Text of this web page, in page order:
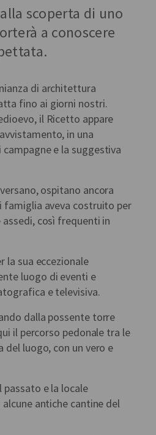
scoperta di uno
a conoscere
di architettura
fino ai giorni nostri.
il Ricetto appare
in una
e la suggestiva
ospitano ancora
aveva costruito per
così frequenti in
la sua eccezionale
luogo di eventi e
e televisiva.
dalla possente torre
il percorso pedonale tra le
luogo, con un vero e
passato e la locale
antiche cantine del